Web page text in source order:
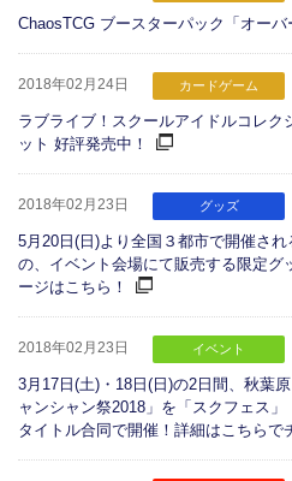
ChaosTCG ブースターパック「オーバ
2018年02月24日 カードゲーム
ラブライブ！スクールアイドルコレク
ット 好評発売中！
2018年02月23日 グッズ
5月20日(日)より全国３都市で開催され
の、イベント会場にて販売する限定グ
ージはこちら！
2018年02月23日 イベント
3月17日(土)・18日(日)の2日間、秋葉
ャンシャン祭2018」を「スクフェス
タイトル合同で開催！詳細はこちらで